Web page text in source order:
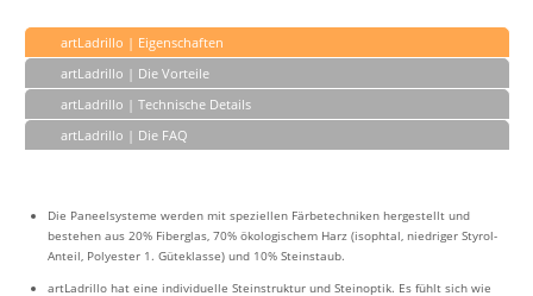
artLadrillo | Eigenschaften
artLadrillo | Die Vorteile
artLadrillo | Technische Details
artLadrillo | Die FAQ
Die Paneelsysteme werden mit speziellen Färbetechniken hergestellt und
bestehen aus 20% Fiberglas, 70% ökologischem Harz (isophtal, niedriger Styrol-
Anteil, Polyester 1. Güteklasse) und 10% Steinstaub.
artLadrillo hat eine individuelle Steinstruktur und Steinoptik. Es fühlt sich wie